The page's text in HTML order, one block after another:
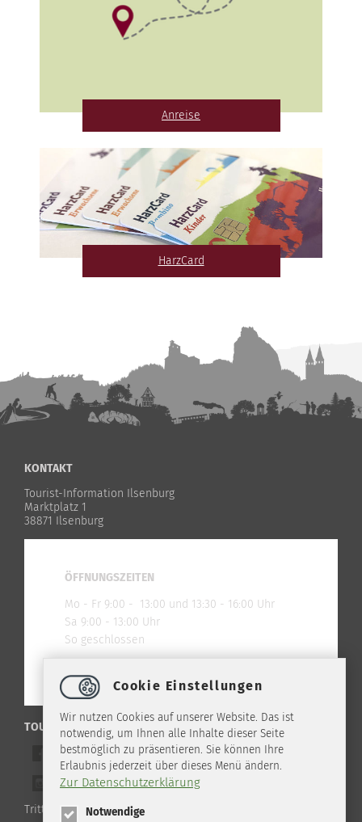
Anreise
HarzCard
KONTAKT
Tourist-Information Ilsenburg
Marktplatz 1
38871 Ilsenburg
ÖFFNUNGSZEITEN
Mo - Fr 9:00 - 13:00 und 13:30 - 16:00 Uhr
Sa 9:00 - 13:00 Uhr
So geschlossen
TOURIST-INFO ILSENBURG IM NETZ
Werde ein Freund auf Facebook
Folge uns auf Instagram
Tritt unserem WhatsApp Channel bei!
Cookie Einstellungen
Wir nutzen Cookies auf unserer Website. Das ist
notwendig, um Ihnen alle Inhalte dieser Seite
bestmöglich zu präsentieren. Sie können Ihre
Erlaubnis jederzeit über dieses Menü ändern.
Zur Datenschutzerklärung
Notwendige